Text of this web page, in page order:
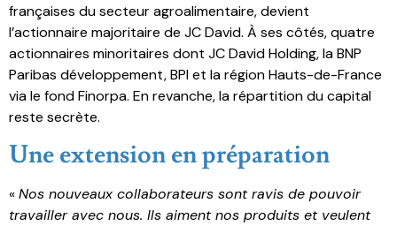
françaises du secteur agroalimentaire, devient
l’actionnaire majoritaire de JC David. À ses côtés, quatre
actionnaires minoritaires dont JC David Holding, la BNP
Paribas développement, BPI et la région Hauts-de-France
via le fond Finorpa. En revanche, la répartition du capital
reste secrète.
Une extension en préparation
«Nos nouveaux collaborateurs sont ravis de pouvoir
travailler avec nous. Ils aiment nos produits et veulent